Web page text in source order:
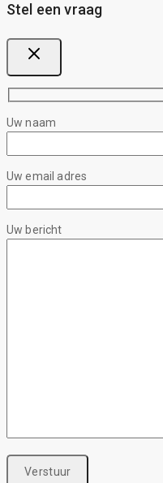
Stel een vraag
Uw naam
Uw email adres
Uw bericht